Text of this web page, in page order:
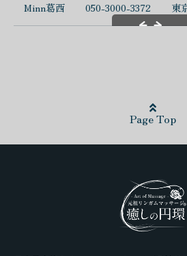
Minn葛西 050-3000-3372 東
Page Top